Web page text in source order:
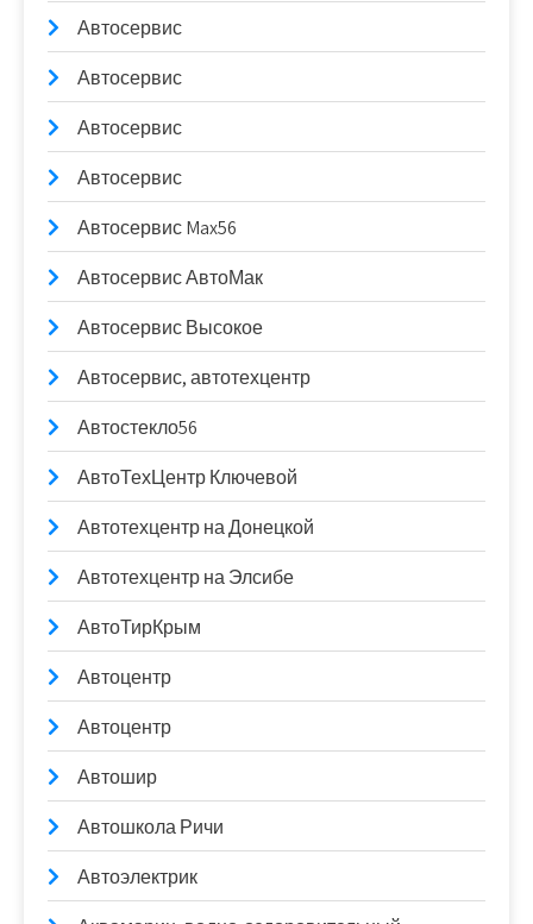
Автосервис
Автосервис
Автосервис
Автосервис
Автосервис Max56
Автосервис АвтоМак
Автосервис Высокое
Автосервис, автотехцентр
Автостекло56
АвтоТехЦентр Ключевой
Автотехцентр на Донецкой
Автотехцентр на Элсибе
АвтоТирКрым
Автоцентр
Автоцентр
Автошир
Автошкола Ричи
Автоэлектрик